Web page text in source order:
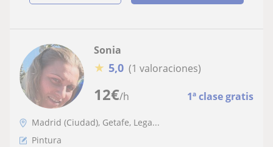
12€/h 1ª clase gratis
Sonia
★ 5,0 (1 valoraciones)
Madrid (Ciudad), Getafe, Lega...
Pintura